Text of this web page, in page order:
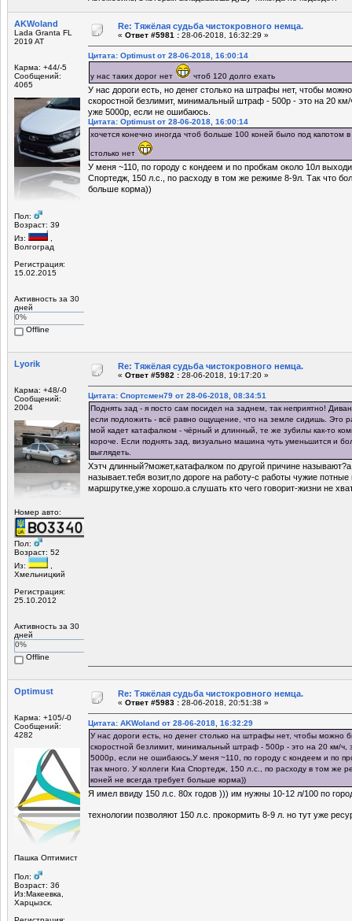
AKWoland
Lada Granta FL
2019 AT
Карма: +44/-5
Сообщений:
4065
Пол:
Возраст: 39
Из:
Волгоград
Регистрация:
15.02.2015
Активность за 30
дней
0%
Offline
Re: Тяжёлая судьба чистокровного немца.
« Ответ #5981 : 28-06-2018, 16:32:29 »
Цитата: Optimust от 28-06-2018, 16:00:14
у нас таких дорог нет чтоб 120 долго ехать
У нас дороги есть, но денег столько на штрафы нет, чтобы
скоростной безлимит, минимальный штраф - 500р - это на 20
уже 5000р, если не ошибаюсь.
Цитата: Optimust от 28-06-2018, 16:00:14
хочется конечно иногда чтоб больше 100 коней было под капотом
столько нет
У меня ~110, по городу с кондеем и по пробкам около 10л
Спортедж, 150 л.с., по расходу в том же режиме 8-9л. Так что
больше корма))
Lyorik
Карма: +48/-0
Сообщений:
2004
Номер авто:
Пол:
Возраст: 52
Из:
,
Хмельницкий
Регистрация:
25.10.2012
Активность за 30
дней
0%
Offline
Re: Тяжёлая судьба чистокровного немца.
« Ответ #5982 : 28-06-2018, 19:17:20 »
Цитата: Спортсмен79 от 28-06-2018, 08:34:51
Поднять зад - я посто сам посидел на заднем, так неприятно!
если подложить - всё равно ощущение, что на земле сидишь. Это
мой кадет катафалком - чёрный и длинный, те же зубилы как-то
короче. Если поднять зад, визуально машина чуть уменьшится и
выглядеть.
Хэтч длинный?может,катафалком по другой причине называют?а
называет.тебя возит,по дороге на работу-с работы чужие
маршрутке,уже хорошо.а слушать кто чего говорит-жизни не
Optimust
Карма: +105/-0
Сообщений:
4282
Пашка Оптимист
Пол:
Возраст: 36
Из:Макеевка,
Харцызск.
Re: Тяжёлая судьба чистокровного немца.
« Ответ #5983 : 28-06-2018, 20:51:38 »
Цитата: AKWoland от 28-06-2018, 16:32:29
У нас дороги есть, но денег столько на штрафы нет, чтобы можно
скоростной безлимит, минимальный штраф - 500р - это на 20 км/ч,
5000р, если не ошибаюсь.У меня ~110, по городу с кондеем и по
так много. У коллеги Киа Спортедж, 150 л.с., по расходу в том же
коней не всегда требует больше корма))
Я имел ввиду 150 л.с. 80х годов ))) им нужны 10-12 л/100 по
технологии позволяют 150 л.с. прокормить 8-9 л. но тут уже